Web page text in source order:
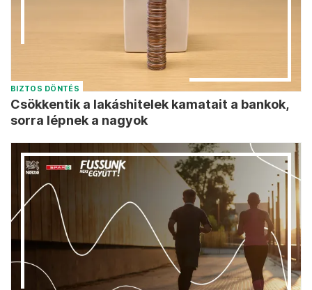
BIZTOS DÖNTÉS
Csökkentik a lakáshitelek kamatait a bankok,
sorra lépnek a nagyok